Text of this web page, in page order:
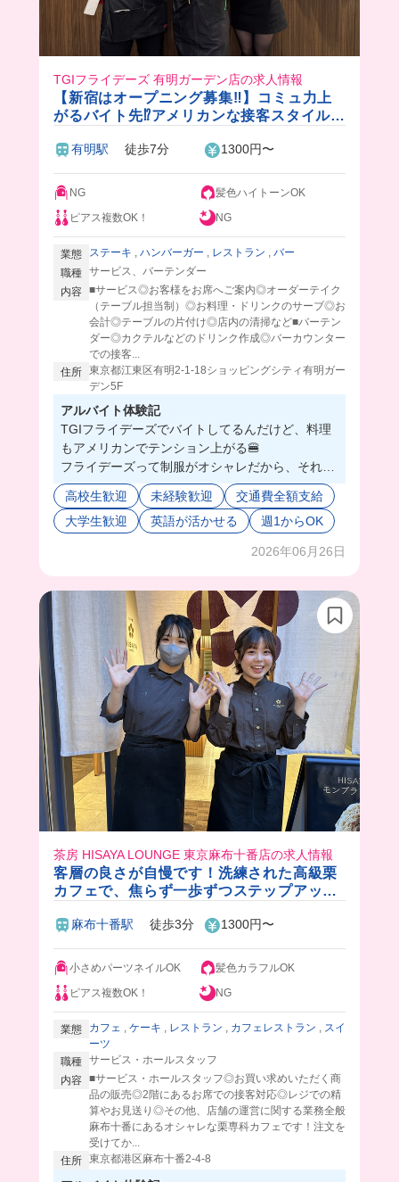
TGIフライデーズ 有明ガーデン店の求人情報
【新宿はオープニング募集‼︎】コミュ力上
がるバイト先⁉️アメリカンな接客スタイルが
有明駅 徒歩7分 1300円〜
NG
髪色ハイトーンOK
ピアス複数OK！
NG
業態 ステーキ , ハンバーガー , レストラン , バー
職種 サービス、バーテンダー
内容 ■サービス◎お客様をお席へご案内◎オーダーテイク
（テーブル担当制）◎お料理・ドリンクのサーブ◎お
会計◎テーブルの片付け◎店内の清掃など■バーテン
ダー◎カクテルなどのドリンク作成◎バーカウンター
での接客...
住所 東京都江東区有明2-1-18ショッピングシティ有明ガー
デン5F
アルバイト体験記
TGIフライデーズでバイトしてるんだけど、料理
もアメリカンでテンション上がる🍔
フライデーズって制服がオシャレだから、それだ
けでモチベ変わるわ。
テラス席がある店舗は、晴れてるとマジで気持ち
よく働けるから最高☀️✨
てみたりして良い経験になるし、スタッフの仲が
に楽しい笑
分からないことがあっても先輩たちが秒で助けて
くれるから、バイト未経験でも全然いけると思
新店舗もオープンするらしいから、気になる人は
応募してみて！
高校生歓迎 未経験歓迎
交通費全額支給
大学生歓迎
英語が活かせる 週1からOK
2026年06月26日
茶房 HISAYA LOUNGE 東京麻布十番店の求人情報
客層の良さが自慢です！洗練された高級栗
カフェで、焦らず一歩ずつステップアップ
麻布十番駅 徒歩3分 1300円〜
小さめパーツネイルOK
髪色カラフルOK
ピアス複数OK！
NG
業態 カフェ , ケーキ , レストラン , カフェレストラン , スイ
ーツ
職種 サービス・ホールスタッフ
内容 ■サービス・ホールスタッフ◎お買い求めいただく商
品の販売◎2階にあるお席での接客対応◎レジでの精
算やお見送り◎その他、店舗の運営に関する業務全般
麻布十番にあるオシャレな栗専科カフェです！注文を
受けてか...
住所 東京都港区麻布十番2-4-8